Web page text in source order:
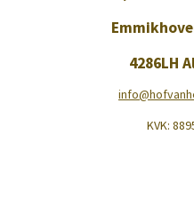
4286LH
KVK: